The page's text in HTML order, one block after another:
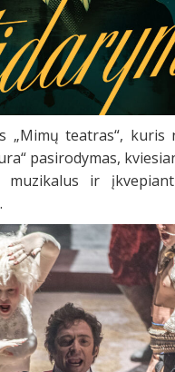
teatras“, kuris
pasirodymas,
ir